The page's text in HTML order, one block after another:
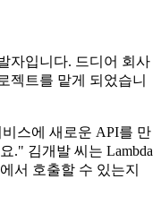
자입니다. 드디어 회사
젝트를 맡게 되었습니
스에 새로운 API를 만
." 김개발 씨는 Lambda
서 호출할 수 있는지